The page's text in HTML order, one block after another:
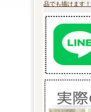
品でも描けます！